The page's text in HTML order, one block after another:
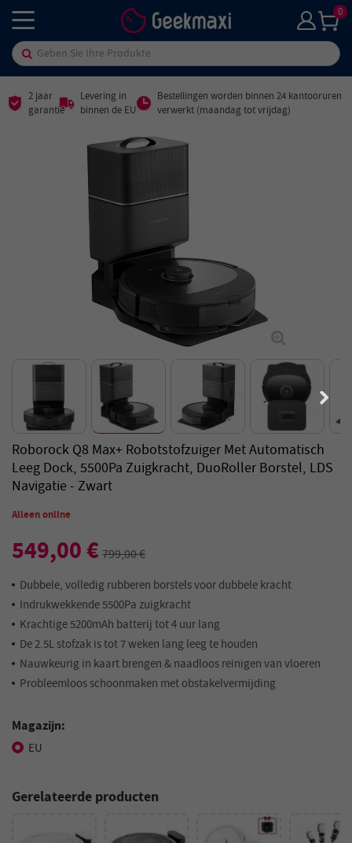
0
2 jaar
garantie
Levering in
binnen de EU
Bestellingen worden binnen 24 kantooruren
verwerkt (maandag tot vrijdag)
Roborock Q8 Max+ Robotstofzuiger Met Automatisch
Leeg Dock, 5500Pa Zuigkracht, DuoRoller Borstel, LDS
Navigatie - Zwart
Alleen online
549,00 €799,00 €
Dubbele, volledig rubberen borstels voor dubbele kracht
Indrukwekkende 5500Pa zuigkracht
Krachtige 5200mAh batterij tot 4 uur lang
De 2.5L stofzak is tot 7 weken lang leeg te houden
Nauwkeurig in kaart brengen & naadloos reinigen van vloeren
Probleemloos schoonmaken met obstakelvermijding
Magazijn:
EU
Gerelateerde producten